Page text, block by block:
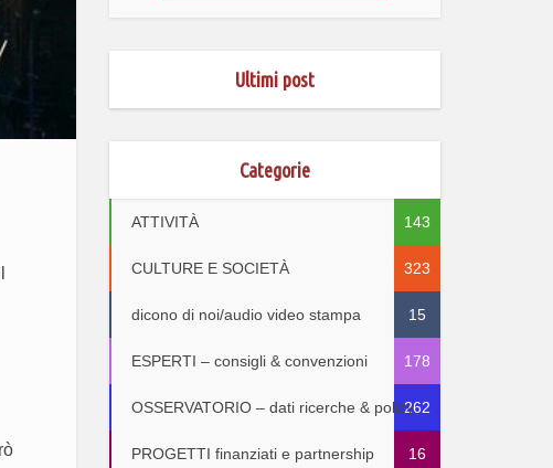
Ultimi post
Categorie
ATTIVITÀ 143
CULTURE E SOCIETÀ 323
dicono di noi/audio video stampa 15
ESPERTI – consigli & convenzioni 178
OSSERVATORIO – dati ricerche & policy262
PROGETTI finanziati e partnership 16